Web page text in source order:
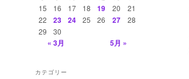
15
16 17 18 19 20
21
22
23 24 25 26 27
28
29
30
« 3月 5月 »
カテゴリー